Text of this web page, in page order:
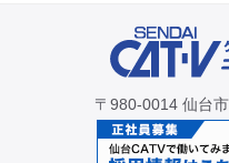
〒980-0014 仙台